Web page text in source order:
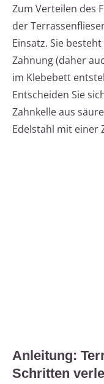
Zum Verteilen des
der
Einsatz. Sie
Zahnung (daher
im Klebebett
Entscheiden Sie
Zahnkelle aus
Edelstahl mit einer
Anleitung:
Schritten